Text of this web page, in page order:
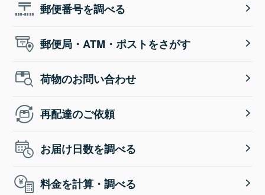
郵便番号を調べる
郵便局・ATM・ポストをさがす
荷物のお問い合わせ
再配達のご依頼
お届け日数を調べる
料金を計算・調べる